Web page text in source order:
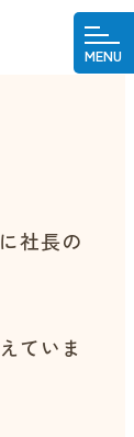
MENU
社長の
ていま